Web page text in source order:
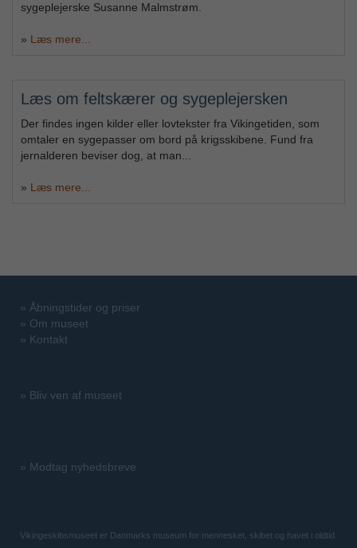
sygeplejerske Susanne Malmstrøm.
» Læs mere...
Læs om feltskærer og sygeplejersken
Der findes ingen kilder eller lovtekster fra Vikingetiden, som
omtaler en sygepasser om bord på krigsskibene. Fund fra
jernalderen beviser dog, at man...
» Læs mere...
» Åbningstider og priser
» Om museet
» Kontakt
» Bliv ven af museet
» Modtag nyhedsbreve
Vikingeskibsmuseet er Danmarks museum for mennesket, skibet og havet i oldtid